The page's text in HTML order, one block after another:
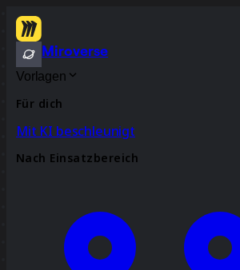
Miroverse
Vorlagen
Für dich
Mit KI beschleunigt
Nach Einsatzbereich